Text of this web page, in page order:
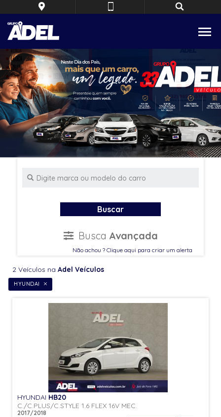
Buscar
Busca Avançada
Não achou ? Clique aqui para criar um alerta
2 Veículos na Adel Veículos
HYUNDAI
HYUNDAI HB20
C./C.PLUS/C.STYLE 1.6 FLEX 16V MEC.
2017/2018